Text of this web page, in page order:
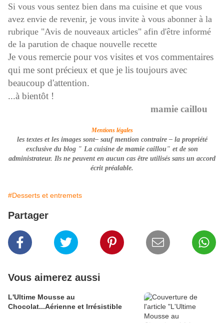
Si vous vous sentez bien dans ma cuisine et que vous
avez envie de revenir, je vous invite à vous abonner à la
rubrique "Avis de nouveaux articles" afin d'être informé
de la parution de chaque nouvelle recette
Je vous remercie pour vos visites et vos commentaires
qui me sont précieux et que je lis toujours avec
beaucoup d'attention.
...à bientôt !
mamie caillou
Mentions légales
les textes et les images sont– sauf mention contraire –la propriété
exclusive du blog " La cuisine de mamie caillou" et de son
administrateur. Ils ne peuvent en aucun cas être utilisés sans un accord
écrit préalable.
#Desserts et entremets
Partager
Vous aimerez aussi
L'Ultime Mousse au
Chocolat...Aérienne et Irrésistible